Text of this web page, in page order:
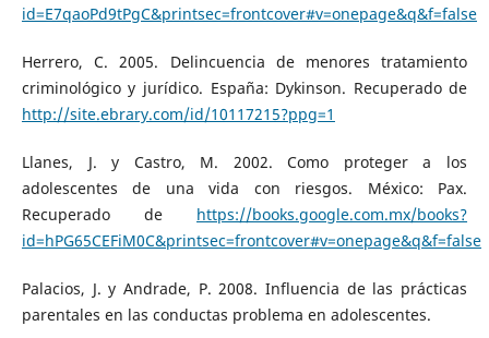
id=E7qaoPd9tPgC&printsec=frontcover#v=onepage&q&f=false
Herrero, C. 2005. Delincuencia de menores tratamiento
criminológico y jurídico. España: Dykinson. Recuperado de
http://site.ebrary.com/id/10117215?ppg=1
Llanes, J. y Castro, M. 2002. Como proteger a los
adolescentes de una vida con riesgos. México: Pax.
Recuperado de https://books.google.com.mx/books?
id=hPG65CEFiM0C&printsec=frontcover#v=onepage&q&f=false
Palacios, J. y Andrade, P. 2008. Influencia de las prácticas
parentales en las conductas problema en adolescentes.